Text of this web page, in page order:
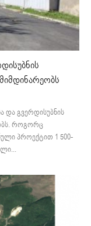
და გვერდისუბნის
როგორც
პროექტით 1 500-